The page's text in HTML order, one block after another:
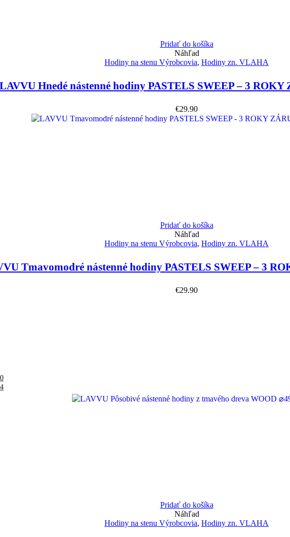
Pridať do košíka
Náhľad
Hodiny na stenu Výrobcovia, Hodiny zn. VLAHA
LAVVU Hnedé nástenné hodiny PASTELS SWEEP – 3
€29.90
Pridať do košíka
Náhľad
Hodiny na stenu Výrobcovia, Hodiny zn. VLAHA
Tmavomodré nástenné hodiny PASTELS SWEEP – 3
€29.90
Pridať do košíka
Náhľad
Hodiny na stenu Výrobcovia, Hodiny zn. VLAHA